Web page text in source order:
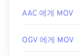
AAC 에게 MOV
OGV 에게 MOV